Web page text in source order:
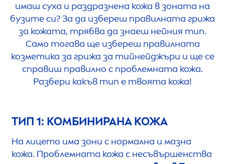
имаш суха и раздразнена кожа в зоната на
бузите си? За да избереш правилната грижа
за кожата, трябва да знаеш нейния тип.
Само тогава ще избереш правилната
козметика за грижа за тийнейджъри и ще се
справиш правилно с проблемната кожа.
Разбери какъв тип е твоята кожа!
ТИП 1: КОМБИНИРАНА КОЖА
На лицето има зони с нормална и мазна
кожа. Проблемната кожа с несъвършенства